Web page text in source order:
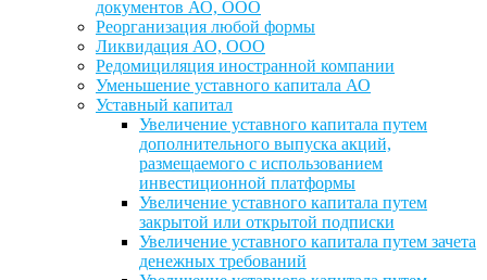
документов АО, ООО
Реорганизация любой формы
Ликвидация АО, ООО
Редомициляция иностранной компании
Уменьшение уставного капитала АО
Уставный капитал
Увеличение уставного капитала путем
дополнительного выпуска акций,
размещаемого с использованием
инвестиционной платформы
Увеличение уставного капитала путем
закрытой или открытой подписки
Увеличение уставного капитала путем зачета
денежных требований